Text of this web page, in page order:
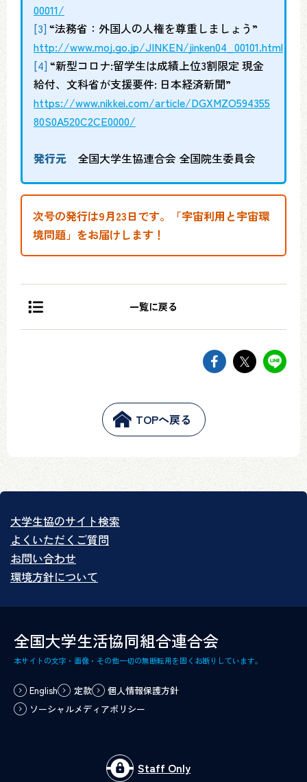
00011/
[3]“法務省：外国人の人権を尊重しましょう”
http://www.moj.go.jp/JINKEN/jinken04_00101.html
[4]“新型コロナ:留学生は成績上位3割限定 現金
給付、文科省が支援要件: 日本経済新聞”
https://www.nikkei.com/article/DGXMZO594355
80S0A520C2CE0000/
発行元 全国大学生協連合会 全国院生委員会
次号の発行は9月23日です。「宇宙利用と宇宙環
境問題」をお届けします！
一覧に戻る
facebookで
twitterで
TOPへ戻る
大学生協のサイト検索
よくいただくご質問
お問い合わせ
環境方針について
English 定款
個人情報保護方針
ソーシャルメディアポリシー
全国大学生活協同組合連合会
本サイトの文字・画像・その他一切の無断転用を固くお断りしています。
Staff Only